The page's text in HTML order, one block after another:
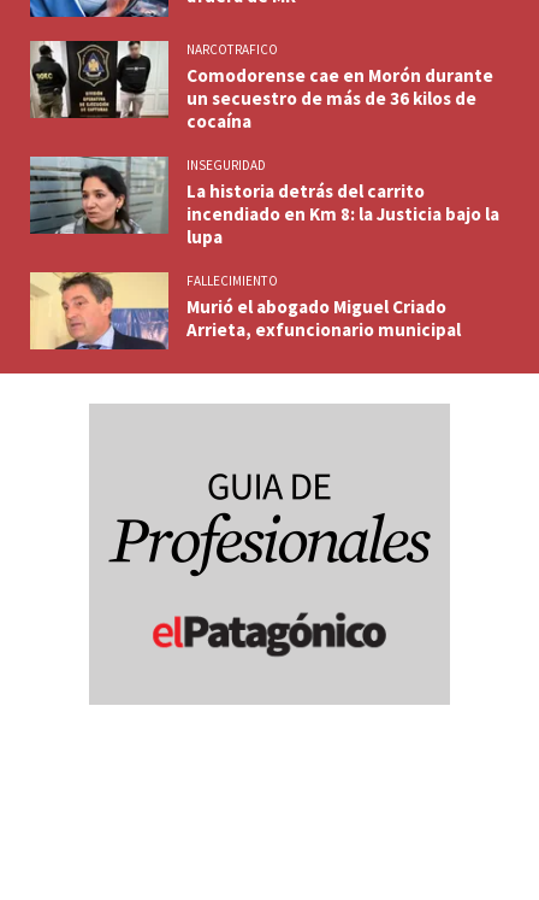
NARCOTRAFICO
Comodorense cae en Morón durante
un secuestro de más de 36 kilos de
cocaína
INSEGURIDAD
La historia detrás del carrito
incendiado en Km 8: la Justicia bajo la
lupa
FALLECIMIENTO
Murió el abogado Miguel Criado
Arrieta, exfuncionario municipal